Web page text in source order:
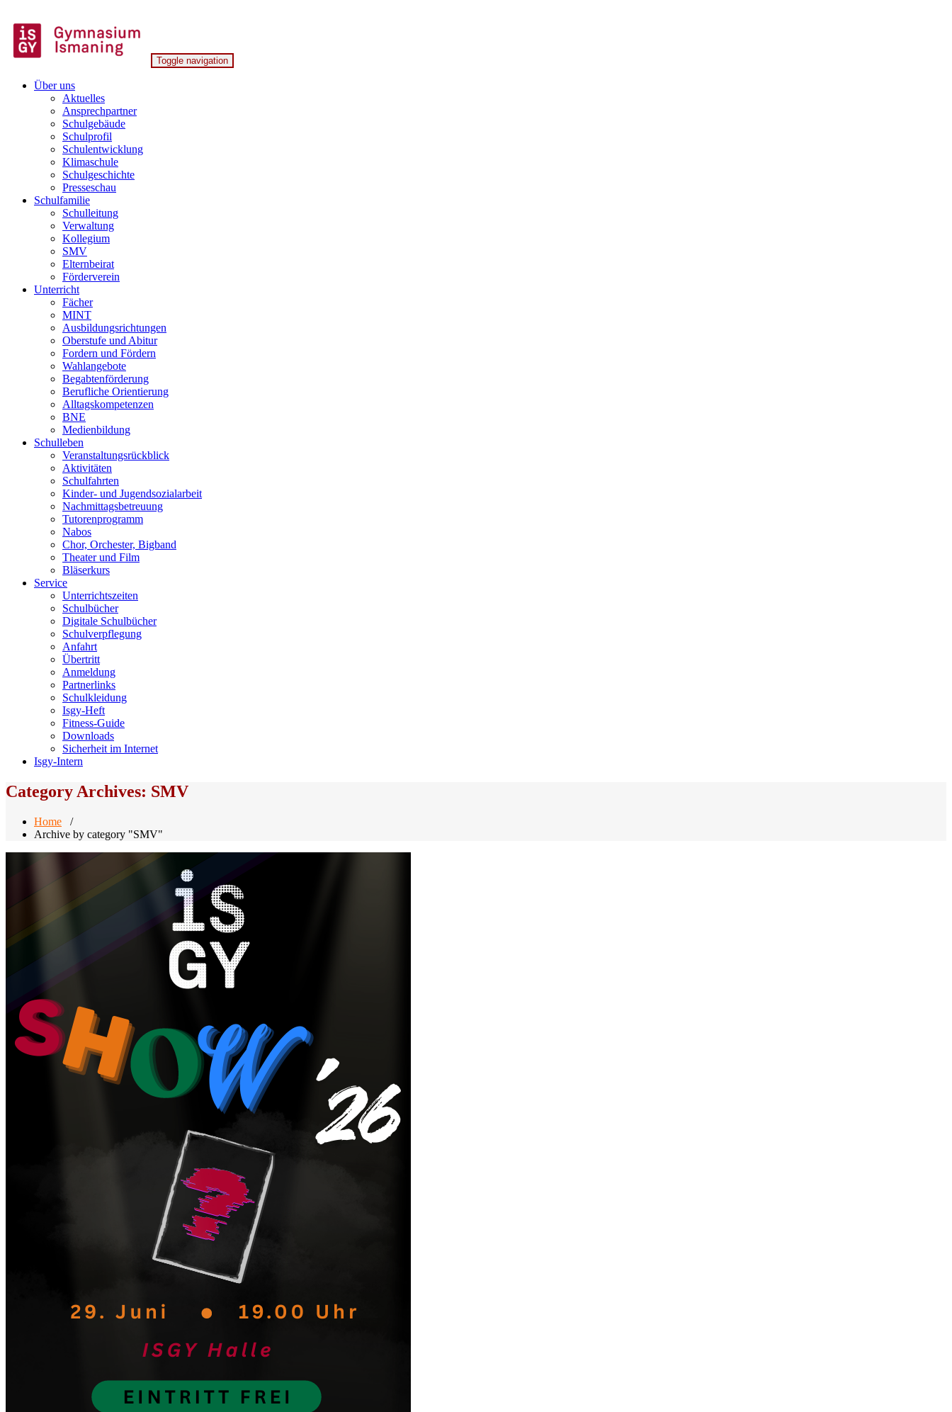
to
content
Gymnasium Ismaning
Toggle navigation
Über uns
Aktuelles
Ansprechpartner
Schulgebäude
Schulprofil
Schulentwicklung
Klimaschule
Schulgeschichte
Presseschau
Schulfamilie
Schulleitung
Verwaltung
Kollegium
SMV
Elternbeirat
Förderverein
Unterricht
Fächer
MINT
Ausbildungsrichtungen
Oberstufe und Abitur
Fordern und Fördern
Wahlangebote
Begabtenförderung
Berufliche Orientierung
Alltagskompetenzen
BNE
Medienbildung
Schulleben
Veranstaltungsrückblick
Aktivitäten
Schulfahrten
Kinder- und Jugendsozialarbeit
Nachmittagsbetreuung
Tutorenprogramm
Nabos
Chor, Orchester, Bigband
Theater und Film
Bläserkurs
Service
Unterrichtszeiten
Schulbücher
Digitale Schulbücher
Schulverpflegung
Anfahrt
Übertritt
Anmeldung
Partnerlinks
Schulkleidung
Isgy-Heft
Fitness-Guide
Downloads
Sicherheit im Internet
Isgy-Intern
Category Archives: SMV
Home /
Archive by category "SMV"